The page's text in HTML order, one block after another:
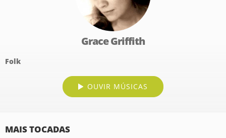
Grace Griffith
Folk
OUVIR MÚSICAS
MAIS TOCADAS